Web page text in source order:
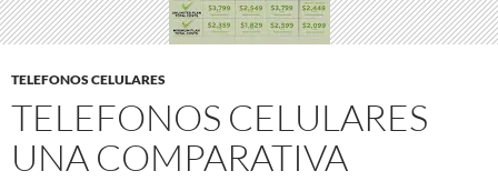
TELEFONOS CELULARES
TELEFONOS CELULARES
UNA COMPARATIVA